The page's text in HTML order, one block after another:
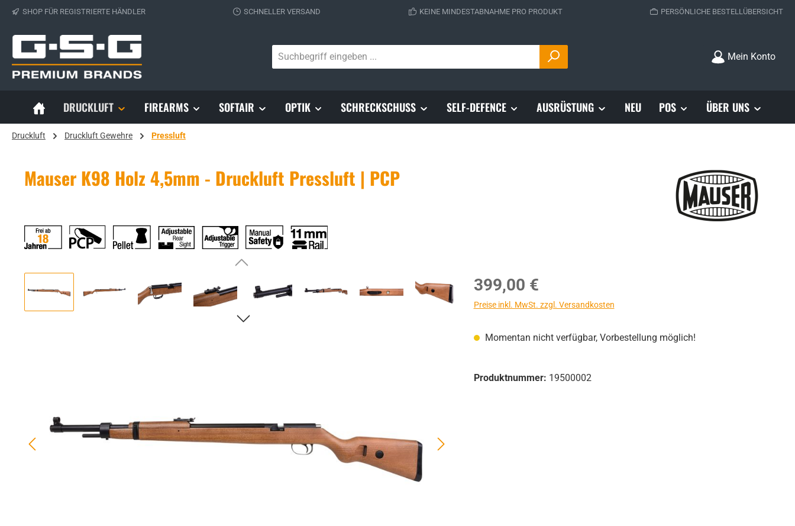
Hauptinhalt springen
Zur Suche springen
Zur Hauptnavigation springen
SHOP FÜR REGISTRIERTE HÄNDLER SCHNELLER VERSAND KEINE MINDESTABNAHME PRO PRODUKT PERSÖNLICHE BESTELLÜBERSICHT
Mein Konto
DRUCKLUFT FIREARMS SOFTAIR OPTIK SCHRECKSCHUSS SELF-DEFENCE AUSRÜSTUNG NEU POS ÜBER UNS
Druckluft Druckluft Gewehre Pressluft
Mauser K98 Holz 4,5mm - Druckluft Pressluft | PCP
Regulärer Preis:
399,00 €
Preise inkl. MwSt. zzgl. Versandkosten
Momentan nicht verfügbar, Vorbestellung möglich!
Produktnummer: 19500002